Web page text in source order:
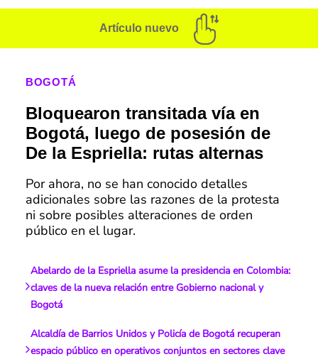
Artículo nuevo
BOGOTÁ
Bloquearon transitada vía en
Bogotá, luego de posesión de
De la Espriella: rutas alternas
Por ahora, no se han conocido detalles
adicionales sobre las razones de la protesta
ni sobre posibles alteraciones de orden
público en el lugar.
Abelardo de la Espriella asume la presidencia en Colombia:
claves de la nueva relación entre Gobierno nacional y
Bogotá
Alcaldía de Barrios Unidos y Policía de Bogotá recuperan
espacio público en operativos conjuntos en sectores clave